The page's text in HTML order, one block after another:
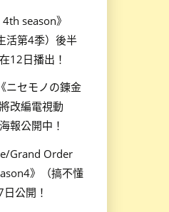
season》
活第4季）後半
12日播出！
ニセモノの錬金
改編電視動
報公開中！
Grand Order
》（搞不懂
公開！